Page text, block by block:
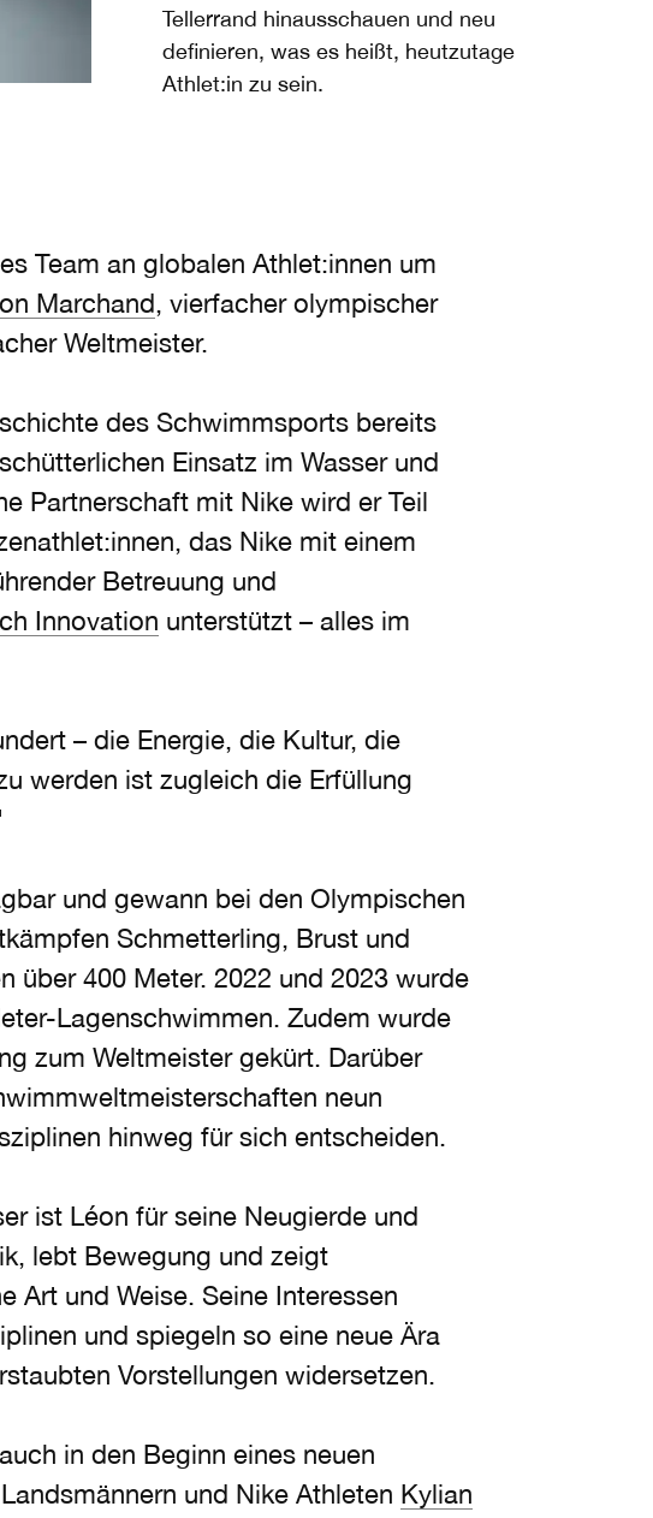
Tellerrand hinausschauen und neu
definieren, was es heißt, heutzutage
Athlet:in zu sein.
Team an globalen Athlet:innen um
Marchand, vierfacher olympischer
Weltmeister.
des Schwimmsports bereits
Einsatz im Wasser und
Partnerschaft mit Nike wird er Teil
das Nike mit einem
Betreuung und
Innovation unterstützt – alles im
– die Energie, die Kultur, die
werden ist zugleich die Erfüllung
und gewann bei den Olympischen
Schmetterling, Brust und
über 400 Meter. 2022 und 2023 wurde
Lagenschwimmen. Zudem wurde
zum Weltmeister gekürt. Darüber
neun
hinweg für sich entscheiden.
ist Léon für seine Neugierde und
lebt Bewegung und zeigt
Art und Weise. Seine Interessen
und spiegeln so eine neue Ära
Vorstellungen widersetzen.
in den Beginn eines neuen
und Nike Athleten Kylian